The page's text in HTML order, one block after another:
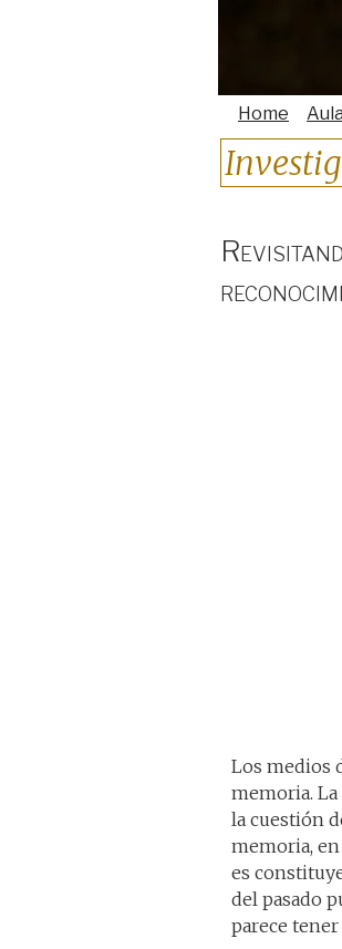
Home
Los medios
memoria.
la cuestión
memoria,
es
del pasado
parece